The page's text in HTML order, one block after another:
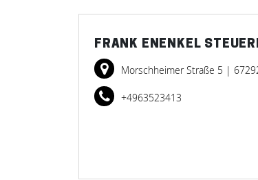
FRANK ENENKEL
Morschheimer Straße 5 |
+4963523413